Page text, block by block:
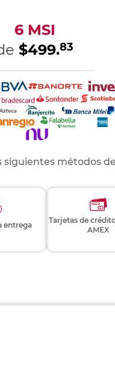
6 MSI
$499.83
siguientes métodos
entrega
Tarjetas de
AMEX